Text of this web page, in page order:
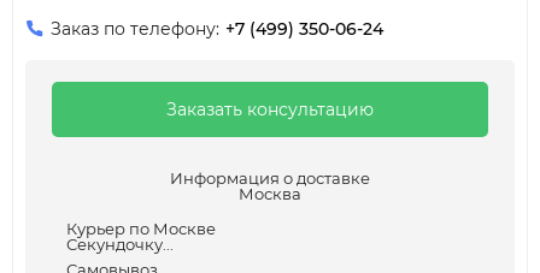
Заказ по телефону: +7 (499) 350-06-24
Заказать консультацию
Информация о доставке
Москва
Курьер по Москве
Секундочку...